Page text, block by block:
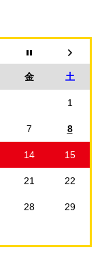
金 土
1
7 8
14 15
21 22
28 29